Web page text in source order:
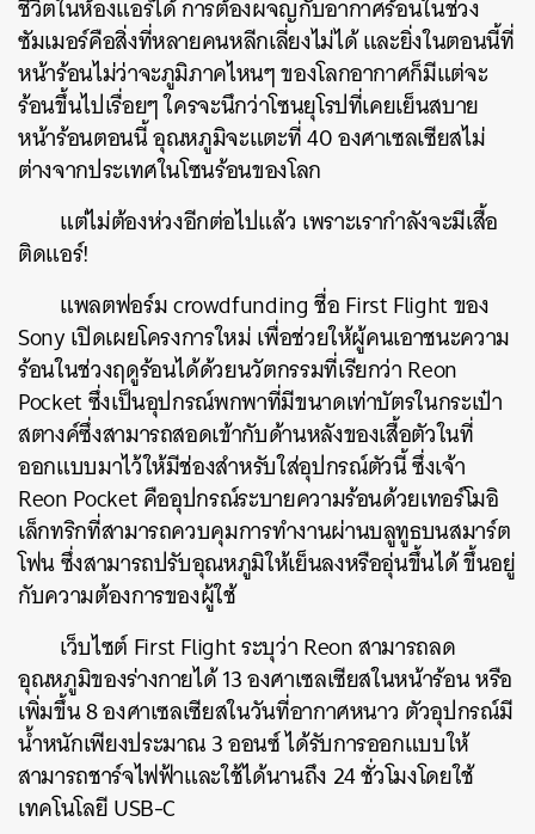
ชีวิตในห้องแอร์ได้ การต้องผจญกับอากาศร้อนในช่วง
ซัมเมอร์คือสิ่งที่หลายคนหลีกเลี่ยงไม่ได้ และยิ่งในตอนนี้ที่
หน้าร้อนไม่ว่าจะภูมิภาคไหนๆ ของโลกอากาศก็มีแต่จะ
ร้อนขึ้นไปเรื่อยๆ ใครจะนึกว่าโซนยุโรปที่เคยเย็นสบาย
หน้าร้อนตอนนี้ อุณหภูมิจะแตะที่ 40 องศาเซลเซียสไม่
ต่างจากประเทศในโซนร้อนของโลก
แต่ไม่ต้องห่วงอีกต่อไปแล้ว เพราะเรากำลังจะมีเสื้อ
ติดแอร์!
แพลตฟอร์ม crowdfunding ชื่อ First Flight ของ
Sony เปิดเผยโครงการใหม่ เพื่อช่วยให้ผู้คนเอาชนะความ
ร้อนในช่วงฤดูร้อนได้ด้วยนวัตกรรมที่เรียกว่า Reon
Pocket ซึ่งเป็นอุปกรณ์พกพาที่มีขนาดเท่าบัตรในกระเป๋า
สตางค์ซึ่งสามารถสอดเข้ากับด้านหลังของเสื้อตัวในที่
ออกแบบมาไว้ให้มีช่องสำหรับใส่อุปกรณ์ตัวนี้ ซึ่งเจ้า
Reon Pocket คืออุปกรณ์ระบายความร้อนด้วยเทอร์โมอิ
เล็กทริกที่สามารถควบคุมการทำงานผ่านบลูทูธบนสมาร์ต
โฟน ซึ่งสามารถปรับอุณหภูมิให้เย็นลงหรืออุ่นขึ้นได้ ขึ้นอยู่
กับความต้องการของผู้ใช้
เว็บไซต์ First Flight ระบุว่า Reon สามารถลด
อุณหภูมิของร่างกายได้ 13 องศาเซลเซียสในหน้าร้อน หรือ
เพิ่มขึ้น 8 องศาเซลเซียสในวันที่อากาศหนาว ตัวอุปกรณ์มี
น้ำหนักเพียงประมาณ 3 ออนซ์ ได้รับการออกแบบให้
สามารถชาร์จไฟฟ้าและใช้ได้นานถึง 24 ชั่วโมงโดยใช้
เทคโนโลยี USB-C